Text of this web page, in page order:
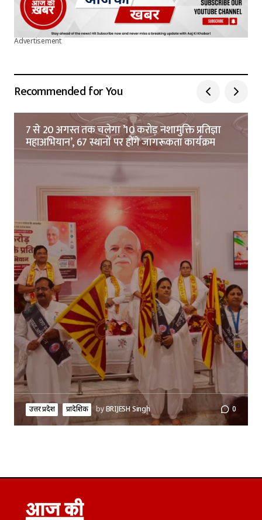
Advertisement
Recommended for You
7 से 20 अगस्त तक चलेगा ’10 करोड़ नशामुक्ति प्रतिज्ञा
महाअभियान’, 67 स्थानों पर होंगे जागरूकता कार्यक्रम
उत्तर प्रदेश प्रादेशिक byBRIJESH Singh 0